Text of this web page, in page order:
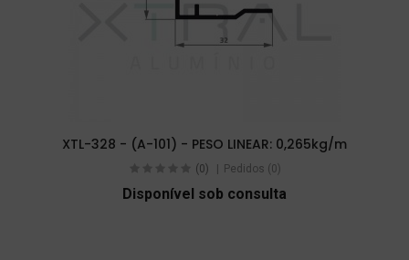
XTL-328 - (A-101) - PESO LINEAR: 0,265kg/m
(0) Pedidos (0)
Disponível sob consulta